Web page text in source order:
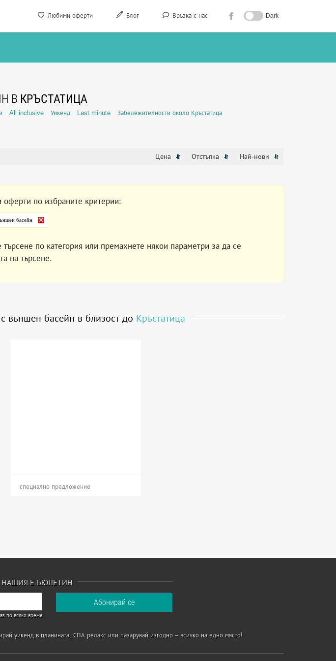
Любими оферти Блог Връзка с нас Dark
В КРЪСТАТИЦА
All inclusive Уикенд Last minute Забележителности около Кръстатица
Цена Отстъпка Най-нови
по избраните критерии:
басейн
търсене по категория или премахнете някои параметри за да се
на търсене.
външен басейн в близост до Кръстатица
специално предложение
НАШИЯ Е-БЮЛЕТИН
по всяко време.
уикенд в планината, СПА релакс или пазарувай изгодно – всичко на едно място!